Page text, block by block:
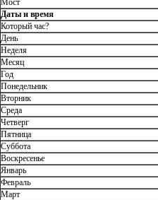
Мост
Даты и время
Который час?
День
Неделя
Месяц
Год
Понедельник
Вторник
Среда
Четверг
Пятница
Суббота
Воскресенье
Январь
Февраль
Март